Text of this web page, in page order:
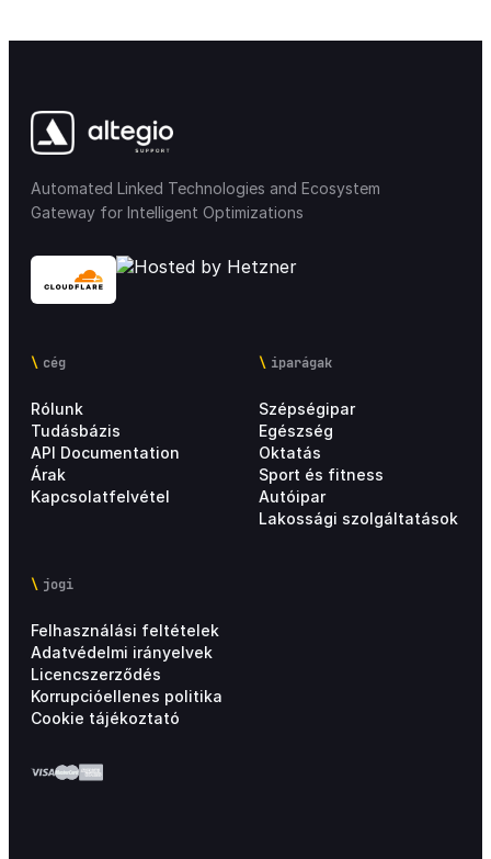
ALTEGIO Általános info
Értesítések típusa
Fiók törlése
Mobil alkalmazások – Applikációk
Törzsvendég és hűségprogramok 25
Elemezések
Árképzés
Automated Linked Technologies and Ecosystem
Gateway for Intelligent Optimizations
cég
Rólunk
Tudásbázis
API Documentation
Árak
Kapcsolatfelvétel
iparágak
Szépségipar
Egészség
Oktatás
Sport és fitness
Autóipar
Lakossági szolgáltatások
jogi
Felhasználási feltételek
Adatvédelmi irányelvek
Licencszerződés
Korrupcióellenes politika
Cookie tájékoztató